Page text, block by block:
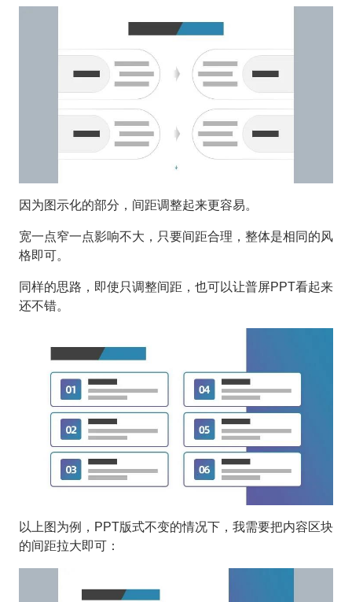
因为图示化的部分，间距调整起来更容易。
宽一点窄一点影响不大，只要间距合理，整体是相同的风
格即可。
同样的思路，即使只调整间距，也可以让普屏PPT看起来
还不错。
以上图为例，PPT版式不变的情况下，我需要把内容区块
的间距拉大即可：